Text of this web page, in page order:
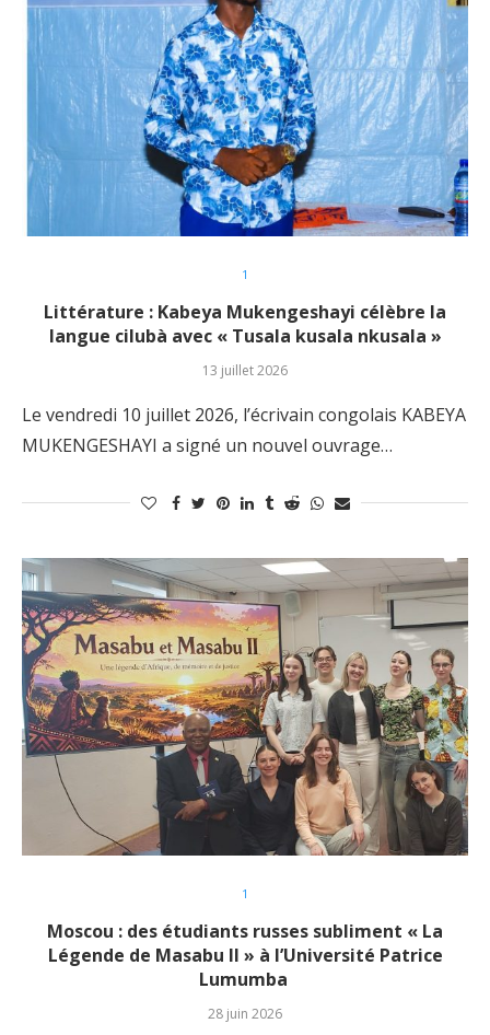
1
Littérature : Kabeya Mukengeshayi célèbre la
langue cilubà avec « Tusala kusala nkusala »
13 juillet 2026
‎Le vendredi 10 juillet 2026, l’écrivain congolais KABEYA
MUKENGESHAYI a signé un nouvel ouvrage…
1
Moscou : des étudiants russes subliment « La
Légende de Masabu II » à l’Université Patrice
Lumumba
28 juin 2026